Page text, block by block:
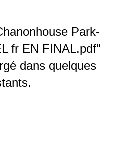
Park-
fr EN FINAL.pdf"
dans quelques